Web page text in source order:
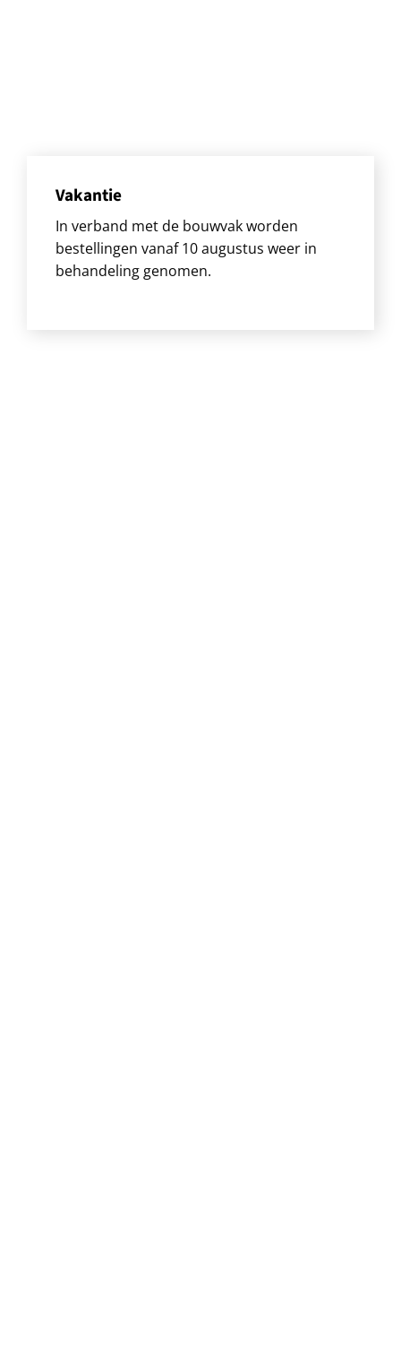
Vakantie
In verband met de bouwvak worden
bestellingen vanaf 10 augustus weer in
behandeling genomen.